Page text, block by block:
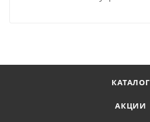
КАТАЛОГ
АКЦИИ